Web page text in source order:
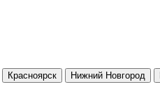
Красноярск Нижний Новгород